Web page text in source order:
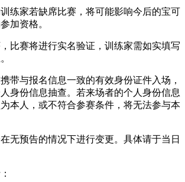
练家若缺席比赛，将可能影响今后的宝可
加资格。
比赛将进行实名验证，训练家需如实填写
带与报名信息一致的有效身份证件入场，
身份信息抽查。若来场者的个人身份信息
本人，或不符合参赛条件，将无法参与本
无预告的情况下进行变更。具体请于当日